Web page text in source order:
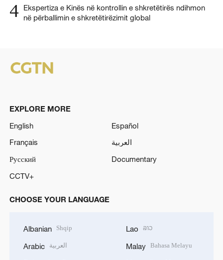
4 Ekspertiza e Kinës në kontrollin e shkretëtirës ndihmon
në përballimin e shkretëtirëzimit global
EXPLORE MORE
English
Español
Français
العربية
Русский
Documentary
CCTV+
CHOOSE YOUR LANGUAGE
Albanian Shqip
Arabic العربية
Lao ລາວ
Malay Bahasa Melayu